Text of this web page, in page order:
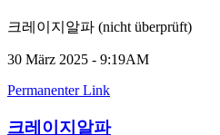
크레이지알파 (nicht überprüft)
30 März 2025 - 9:19AM
Permanenter Link
크레이지알파